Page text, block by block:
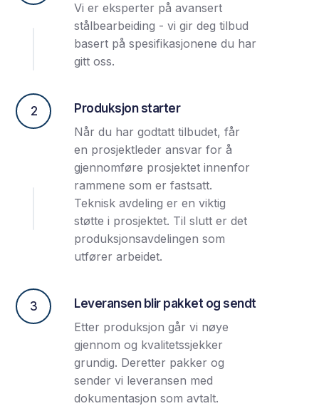
2
3
Vi er eksperter på avansert
stålbearbeiding - vi gir deg tilbud
basert på spesifikasjonene du har
gitt oss.
Produksjon starter
Når du har godtatt tilbudet, får
en prosjektleder ansvar for å
gjennomføre prosjektet innenfor
rammene som er fastsatt.
Teknisk avdeling er en viktig
støtte i prosjektet. Til slutt er det
produksjonsavdelingen som
utfører arbeidet.
Leveransen blir pakket og sendt
Etter produksjon går vi nøye
gjennom og kvalitetssjekker
grundig. Deretter pakker og
sender vi leveransen med
dokumentasjon som avtalt.